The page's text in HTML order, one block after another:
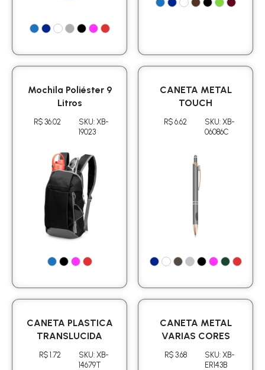
Mochila Poliéster 9
Litros
R$ 36.02
SKU: XB-
19023
CANETA METAL
TOUCH
R$ 6.62
SKU: XB-
06086C
CANETA PLASTICA
TRANSLUCIDA
R$ 1.72
SKU: XB-
14679T
CANETA METAL
VARIAS CORES
R$ 3.68
SKU: XB-
ER143B